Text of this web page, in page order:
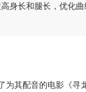
身长和腿长，优化
其配音的电影《寻